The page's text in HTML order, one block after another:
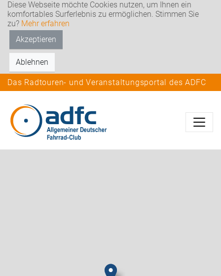
Diese Webseite möchte Cookies nutzen, um Ihnen ein
komfortables Surferlebnis zu ermöglichen. Stimmen Sie
zu? Mehr erfahren
Akzeptieren
Ablehnen
Das Radtouren- und Veranstaltungsportal des ADFC